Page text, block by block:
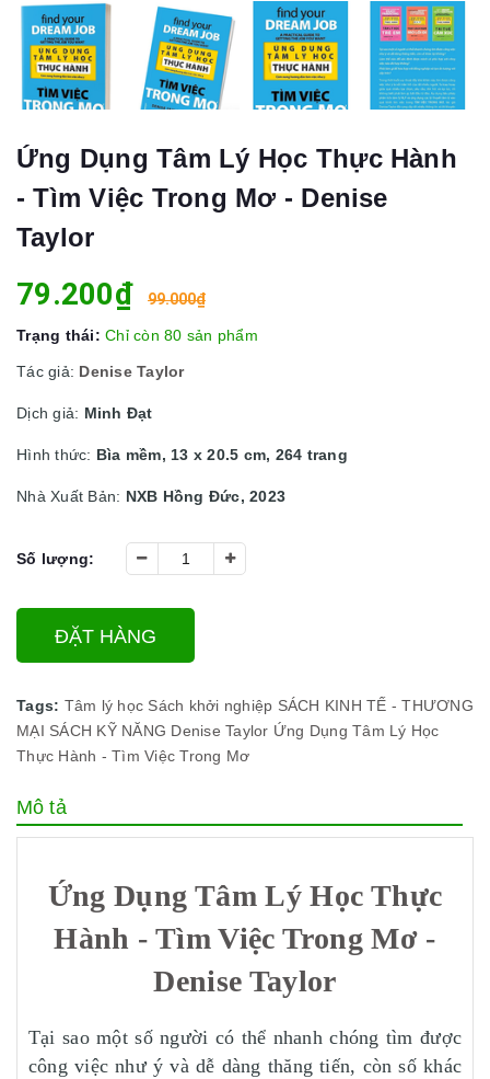
Ứng Dụng Tâm Lý Học Thực Hành
- Tìm Việc Trong Mơ - Denise
Taylor
79.200₫ 99.000₫
Trạng thái: Chỉ còn 80 sản phẩm
Tác giả: Denise Taylor
Dịch giả: Minh Đạt
Hình thức: Bìa mềm, 13 x 20.5 cm, 264 trang
Nhà Xuất Bản: NXB Hồng Đức, 2023
Số lượng:
ĐẶT HÀNG
Tags: Tâm lý học Sách khởi nghiệp SÁCH KINH TẾ - THƯƠNG
MẠI SÁCH KỸ NĂNG Denise Taylor Ứng Dụng Tâm Lý Học
Thực Hành - Tìm Việc Trong Mơ
Mô tả
Ứng Dụng Tâm Lý Học Thực
Hành - Tìm Việc Trong Mơ -
Denise Taylor
Tại sao một số người có thể nhanh chóng tìm được
công việc như ý và dễ dàng thăng tiến, còn số khác